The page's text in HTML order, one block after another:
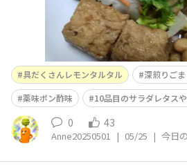
具だくさんレモンタルタル
深煎りご
薬味ポン酢味
10品目のサラダレタス
0 43
Anne20250501 | 05/25 | 今日